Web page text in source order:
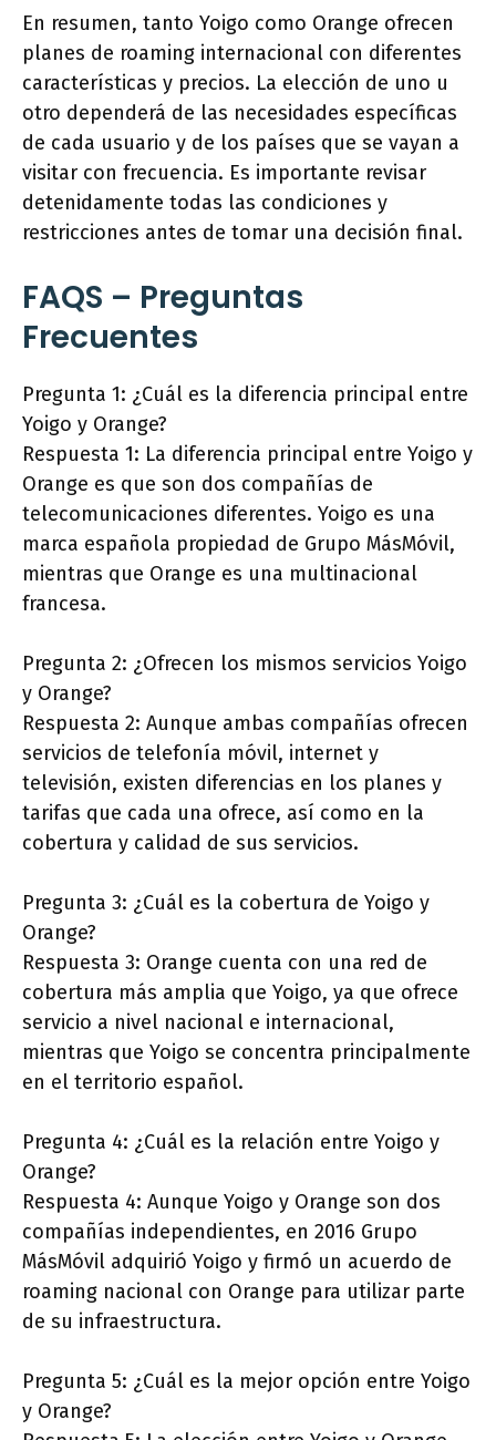
En resumen, tanto Yoigo como Orange ofrecen
planes de roaming internacional con diferentes
características y precios. La elección de uno u
otro dependerá de las necesidades específicas
de cada usuario y de los países que se vayan a
visitar con frecuencia. Es importante revisar
detenidamente todas las condiciones y
restricciones antes de tomar una decisión final.
FAQS – Preguntas
Frecuentes
Pregunta 1: ¿Cuál es la diferencia principal entre
Yoigo y Orange?
Respuesta 1: La diferencia principal entre Yoigo y
Orange es que son dos compañías de
telecomunicaciones diferentes. Yoigo es una
marca española propiedad de Grupo MásMóvil,
mientras que Orange es una multinacional
francesa.
Pregunta 2: ¿Ofrecen los mismos servicios Yoigo
y Orange?
Respuesta 2: Aunque ambas compañías ofrecen
servicios de telefonía móvil, internet y
televisión, existen diferencias en los planes y
tarifas que cada una ofrece, así como en la
cobertura y calidad de sus servicios.
Pregunta 3: ¿Cuál es la cobertura de Yoigo y
Orange?
Respuesta 3: Orange cuenta con una red de
cobertura más amplia que Yoigo, ya que ofrece
servicio a nivel nacional e internacional,
mientras que Yoigo se concentra principalmente
en el territorio español.
Pregunta 4: ¿Cuál es la relación entre Yoigo y
Orange?
Respuesta 4: Aunque Yoigo y Orange son dos
compañías independientes, en 2016 Grupo
MásMóvil adquirió Yoigo y firmó un acuerdo de
roaming nacional con Orange para utilizar parte
de su infraestructura.
Pregunta 5: ¿Cuál es la mejor opción entre Yoigo
y Orange?